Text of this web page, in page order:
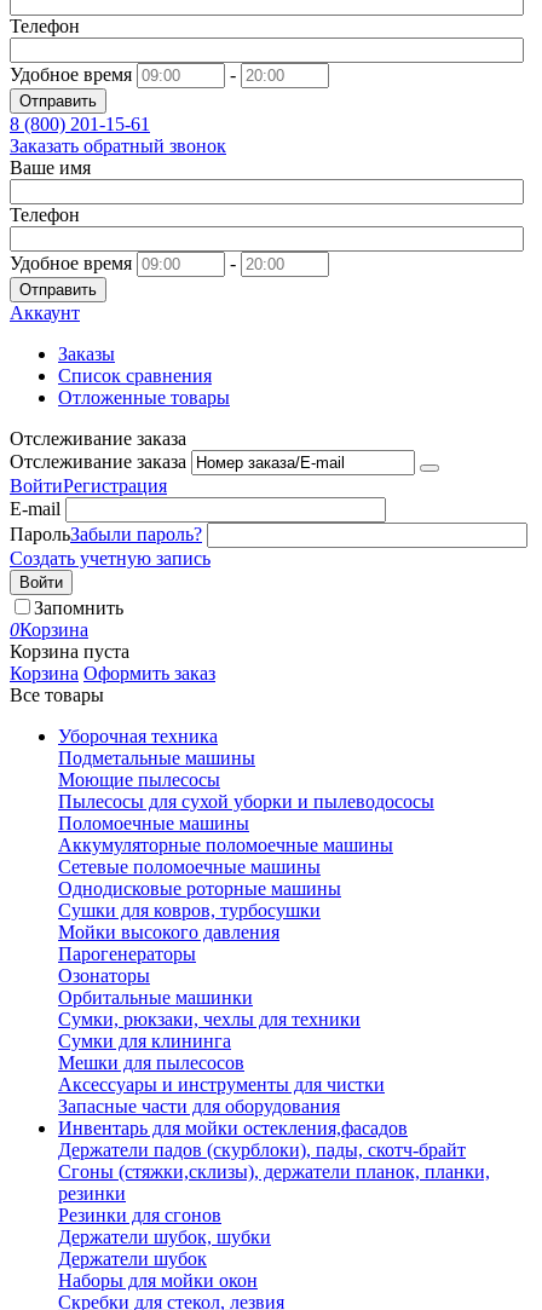
Телефон
Удобное время -
Отправить
8 (800) 201-15-61
Заказать обратный звонок
Ваше имя
Телефон
Удобное время -
Отправить
Аккаунт
Заказы
Список сравнения
Отложенные товары
Отслеживание заказа
Отслеживание заказа
ВойтиРегистрация
E-mail
ПарольЗабыли пароль?
Создать учетную запись
Войти
Запомнить
0Корзина
Корзина пуста
Корзина Оформить заказ
Все товары
Уборочная техника
Подметальные машины
Моющие пылесосы
Пылесосы для сухой уборки и пылеводососы
Поломоечные машины
Аккумуляторные поломоечные машины
Сетевые поломоечные машины
Однодисковые роторные машины
Сушки для ковров, турбосушки
Мойки высокого давления
Парогенераторы
Озонаторы
Орбитальные машинки
Сумки, рюкзаки, чехлы для техники
Сумки для клининга
Мешки для пылесосов
Аксессуары и инструменты для чистки
Запасные части для оборудования
Инвентарь для мойки остекления,фасадов
Держатели падов (скурблоки), пады, скотч-брайт
Сгоны (стяжки,склизы), держатели планок, планки,
резинки
Резинки для сгонов
Держатели шубок, шубки
Держатели шубок
Наборы для мойки окон
Скребки для стекол, лезвия